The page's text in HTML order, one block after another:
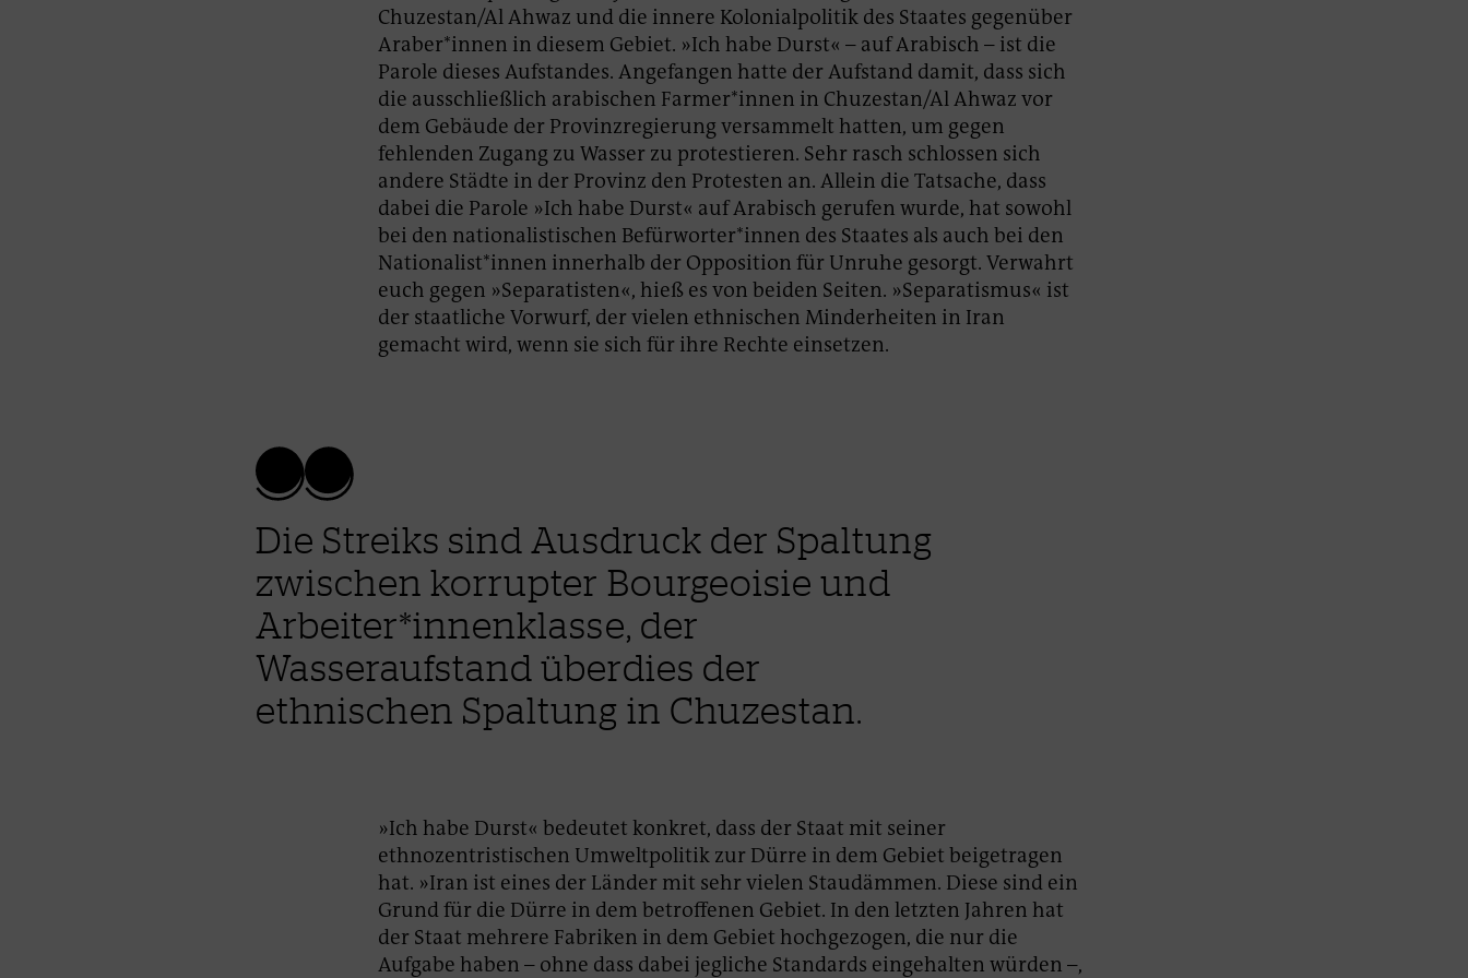
Chuzestan/Al Ahwaz und die innere Kolonialpolitik des Staates gegenüber
Araber*innen in diesem Gebiet. »Ich habe Durst« – auf Arabisch – ist die
Parole dieses Aufstandes. Angefangen hatte der Aufstand damit, dass sich
die ausschließlich arabischen Farmer*innen in Chuzestan/Al Ahwaz vor
dem Gebäude der Provinzregierung versammelt hatten, um gegen
fehlenden Zugang zu Wasser zu protestieren. Sehr rasch schlossen sich
andere Städte in der Provinz den Protesten an. Allein die Tatsache, dass
dabei die Parole »Ich habe Durst« auf Arabisch gerufen wurde, hat sowohl
bei den nationalistischen Befürworter*innen des Staates als auch bei den
Nationalist*innen innerhalb der Opposition für Unruhe gesorgt. Verwahrt
euch gegen »Separatisten«, hieß es von beiden Seiten. »Separatismus« ist
der staatliche Vorwurf, der vielen ethnischen Minderheiten in Iran
gemacht wird, wenn sie sich für ihre Rechte einsetzen.
Die Streiks sind Ausdruck der Spaltung
zwischen korrupter Bourgeoisie und
Arbeiter*innenklasse, der
Wasseraufstand überdies der
ethnischen Spaltung in Chuzestan.
»Ich habe Durst« bedeutet konkret, dass der Staat mit seiner
ethnozentristischen Umweltpolitik zur Dürre in dem Gebiet beigetragen
hat. »Iran ist eines der Länder mit sehr vielen Staudämmen. Diese sind ein
Grund für die Dürre in dem betroffenen Gebiet. In den letzten Jahren hat
der Staat mehrere Fabriken in dem Gebiet hochgezogen, die nur die
Aufgabe haben – ohne dass dabei jegliche Standards eingehalten würden –,